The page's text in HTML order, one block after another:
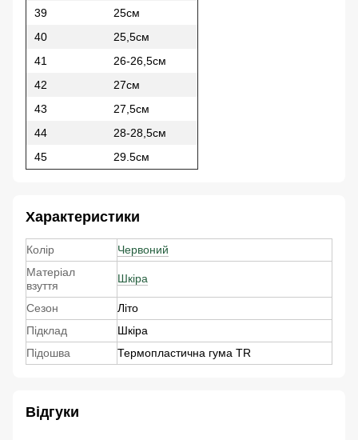
39
25см
40
25,5см
41
26-26,5см
42
27см
43
27,5см
44
28-28,5см
45
29.5см
Характеристики
Колір
Червоний
Матеріал
взуття
Шкіра
Сезон
Літо
Підклад
Шкіра
Підошва
Термопластична гума TR
Відгуки